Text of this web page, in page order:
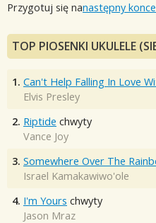
Przygotuj się nanastępny
TOP PIOSENKI UKULELE
1. Can't Help Falling In Love
Elvis Presley
2. Riptide chwyty
Vance Joy
3. Somewhere Over The
Israel Kamakawiwo'ole
4. I'm Yours chwyty
Jason Mraz